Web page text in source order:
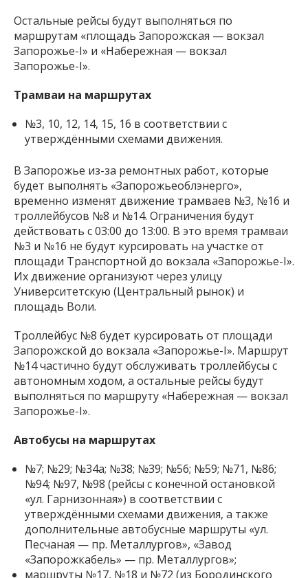
Остальные рейсы будут выполняться по
маршрутам «площадь Запорожская — вокзал
Запорожье-I» и «Набережная — вокзал
Запорожье-I».
Трамваи на маршрутах
№3, 10, 12, 14, 15, 16 в соответствии с
утверждёнными схемами движения.
В Запорожье из-за ремонтных работ, которые
будет выполнять «Запорожьеоблэнерго»,
временно изменят движение трамваев №3, №16 и
троллейбусов №8 и №14. Ограничения будут
действовать с 03:00 до 13:00. В это время трамваи
№3 и №16 не будут курсировать на участке от
площади Транспортной до вокзала «Запорожье-I».
Их движение организуют через улицу
Университетскую (Центральный рынок) и
площадь Воли.
Троллейбус №8 будет курсировать от площади
Запорожской до вокзала «Запорожье-I». Маршрут
№14 частично будут обслуживать троллейбусы с
автономным ходом, а остальные рейсы будут
выполняться по маршруту «Набережная — вокзал
Запорожье-I».
Автобусы на маршрутах
№7; №29; №34а; №38; №39; №56; №59; №71, №86;
№94; №97, №98 (рейсы с конечной остановкой
«ул. Гарнизонная») в соответствии с
утверждёнными схемами движения, а также
дополнительные автобусные маршруты «ул.
Песчаная — пр. Металлургов», «Завод
«Запорожкабель» — пр. Металлургов»;
маршруты №17, №18 и №72 (из Бородинского